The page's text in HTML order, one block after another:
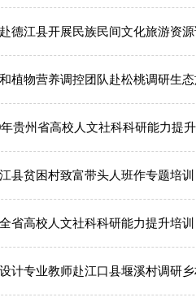
德江县开展民族民间文化旅游资
植物营养调控团队赴松桃调研生
贵州省高校人文社科科研能力提升
县贫困村致富带头人班作专题培训
省高校人文社科科研能力提升培训
计专业教师赴江口县堰溪村调研